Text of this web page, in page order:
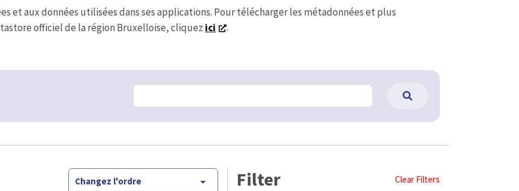
et aux données utilisées dans ses applications. Pour télécharger les métadonnées et plus
officiel de la région Bruxelloise, cliquez ici .
Changez l'ordre Filter Clear Filters